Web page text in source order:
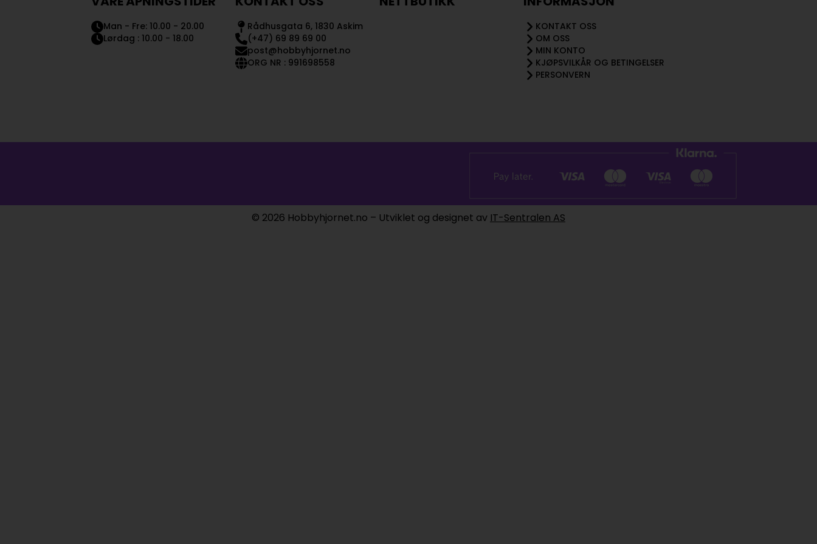
Man - Fre: 10.00 - 20.00
Lørdag : 10.00 - 18.00
Rådhusgata 6, 1830 Askim
(+47) 69 89 69 00
post@hobbyhjornet.no
ORG NR : 991698558
KONTAKT OSS
OM OSS
MIN KONTO
KJØPSVILKÅR OG BETINGELSER
PERSONVERN
© 2026 Hobbyhjornet.no – Utviklet og designet av IT-Sentralen AS